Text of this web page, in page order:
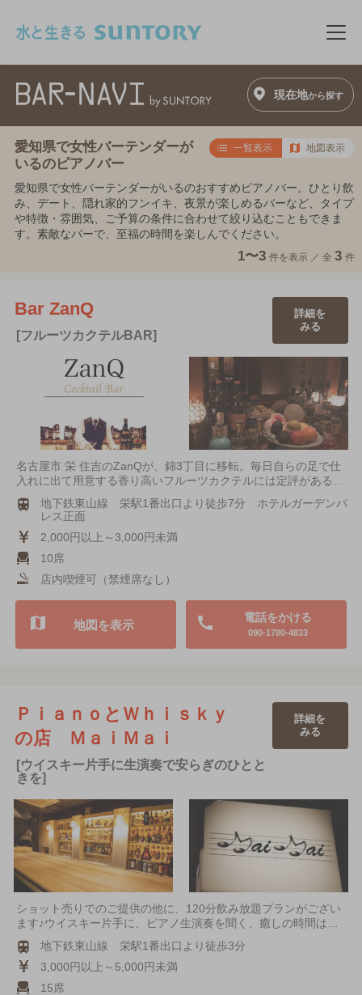
メ
現在地から探す
愛知県で女性バーテンダーが
いるのピアノバー
一覧表示 地図表示
愛知県で女性バーテンダーがいるのおすすめピアノバー。ひとり飲
み、デート、隠れ家的フンイキ、夜景が楽しめるバーなど、タイプ
や特徴・雰囲気、ご予算の条件に合わせて絞り込むこともできま
す。素敵なバーで、至福の時間を楽しんでください。
1〜3 件を表示 ／ 全 3 件
Bar ZanQ
[フルーツカクテルBAR]
詳細を
みる
名古屋市 栄 住吉のZanQが、錦3丁目に移転。毎日自らの足で仕
入れに出て用意する香り高いフルーツカクテルには定評がある…
地下鉄東山線 栄駅1番出口より徒歩7分 ホテルガーデンパ
レス正面
2,000円以上～3,000円未満
10席
店内喫煙可（禁煙席なし）
電話をかける
090-1780-4833
地図を表示
ＰｉａｎｏとＷｈｉｓｋｙ
の店 ＭａｉＭａｉ
[ウイスキー片手に生演奏で安らぎのひとと
きを]
詳細を
みる
ショット売りでのご提供の他に、120分飲み放題プランがござい
ます♪ウイスキー片手に、ピアノ生演奏を聞く、癒しの時間は…
地下鉄東山線 栄駅1番出口より徒歩3分
3,000円以上～5,000円未満
15席